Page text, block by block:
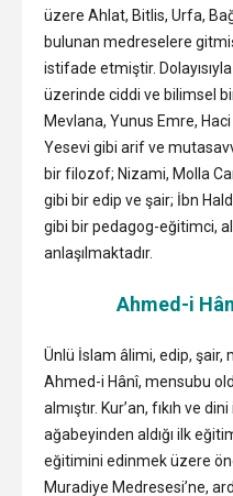
üzere Ahlat, Bitlis, Urfa,
bulunan medreselere
istifade etmiştir.
üzerinde ciddi ve bilimsel
Mevlana, Yunus Emre,
Yesevi gibi arif ve
bir filozof; Nizami, Molla
gibi bir edip ve şair; İbn
gibi bir pedagog-eğitimci,
anlaşılmaktadır.
Ahmed-i
Ünlü İslam âlimi, edip,
Ahmed-i Hânî, mensubu
almıştır. Kur’an, fıkıh ve
ağabeyinden aldığı ilk
eğitimini edinmek üzere
Muradiye Medresesi’ne,